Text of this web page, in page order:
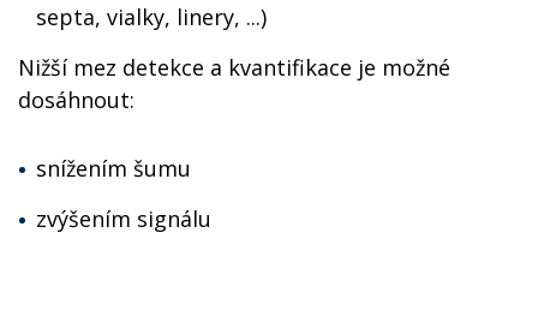
septa, vialky, linery, ...)
Nižší mez detekce a kvantifikace je možné
dosáhnout:
snížením šumu
zvýšením signálu